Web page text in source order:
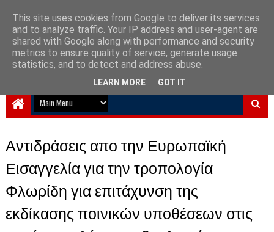
NewPlanet09
Ειδήσεις νέα από την Ελλάδα και τον κόσμο
Αντιδράσεις απο την Ευρωπαϊκή
Εισαγγελία για την τροπολογία
Φλωρίδη για επιτάχυνση της
εκδίκασης ποινικών υποθέσεων στις
This site uses cookies from Google to deliver its services
and to analyze traffic. Your IP address and user-agent are
shared with Google along with performance and security
metrics to ensure quality of service, generate usage
statistics, and to detect and address abuse.
LEARN MORE GOT IT